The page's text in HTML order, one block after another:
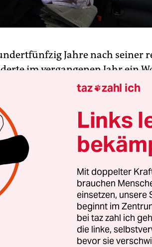
Jahre nach seiner
im vergangenen Jahr ein
Württemberg ein – und
Bums, Wolf platt.
Auguren zu denken geben
taz zahl ich
Links
Mit doppelter
brauchen
einsetzen, unsere
beginnt im
bei taz zahl ich
die linke,
bevor sie